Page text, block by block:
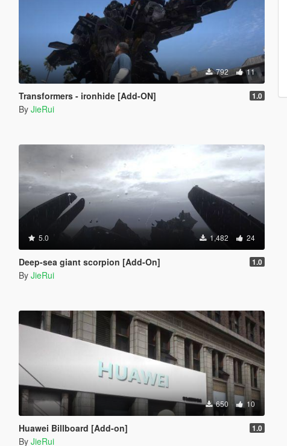
792 11
Transformers - ironhide [Add-ON] 1.0
By JieRui
5.0 1,482 24
Deep-sea giant scorpion [Add-On] 1.0
By JieRui
650 10
Huawei Billboard [Add-on] 1.0
By JieRui